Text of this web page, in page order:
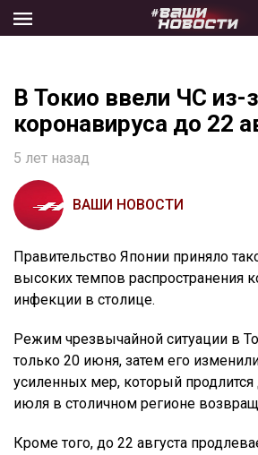
the
В Токио ввели ЧС из-
коронавируса до 22
5 лет назад
ВАШИ НОВОСТИ
Правительство Японии приняло
высоких темпов распространения
инфекции в столице.
Режим чрезвычайной ситуации в
только 20 июня, затем его
усиленных мер, который
июля в столичном регионе
Кроме того, до 22 августа